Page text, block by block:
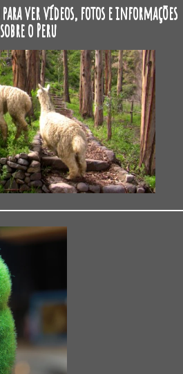
ver vídeos, fotos e informações
sobre o Peru